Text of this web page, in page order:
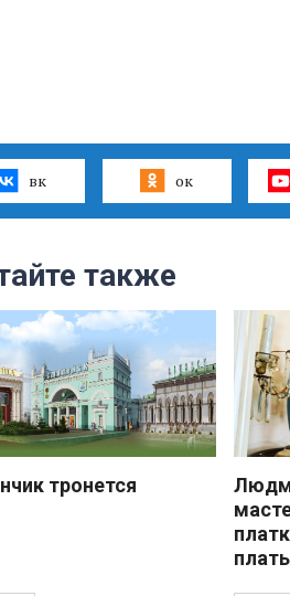
вк ок
также
тронется